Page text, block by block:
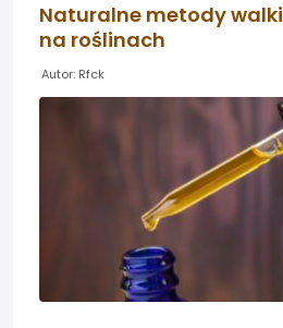
Naturalne metody
na roślinach
Autor: Rfck